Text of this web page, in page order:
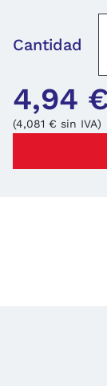
Cantidad
4,94
(4,081 € sin IVA)